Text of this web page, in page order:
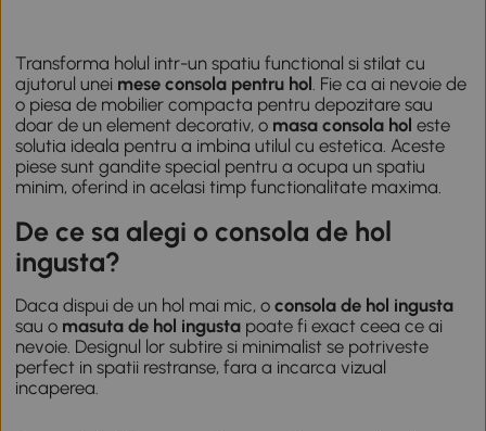
Transforma holul intr-un spatiu functional si stilat cu
ajutorul unei mese consola pentru hol. Fie ca ai nevoie de
o piesa de mobilier compacta pentru depozitare sau
doar de un element decorativ, o masa consola hol este
solutia ideala pentru a imbina utilul cu estetica. Aceste
piese sunt gandite special pentru a ocupa un spatiu
minim, oferind in acelasi timp functionalitate maxima.
De ce sa alegi o consola de hol
ingusta?
Daca dispui de un hol mai mic, oconsola de hol ingusta
sau o masuta de hol ingusta poate fi exact ceea ce ai
nevoie. Designul lor subtire si minimalist se potriveste
perfect in spatii restranse, fara a incarca vizual
incaperea.